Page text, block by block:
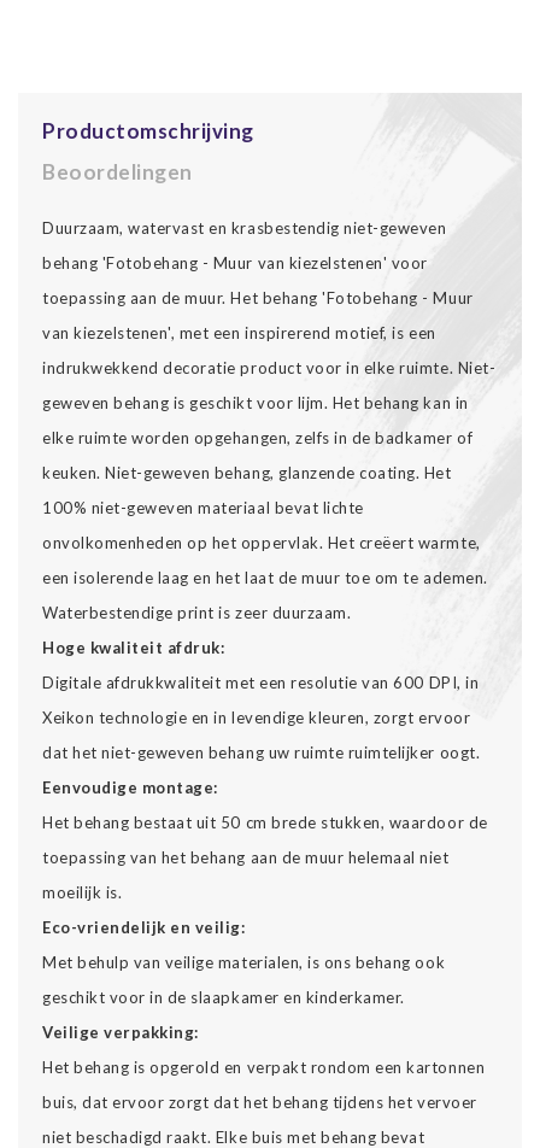
Productomschrijving
Beoordelingen
Duurzaam, watervast en krasbestendig niet-geweven
behang 'Fotobehang - Muur van kiezelstenen' voor
toepassing aan de muur. Het behang 'Fotobehang - Muur
van kiezelstenen', met een inspirerend motief, is een
indrukwekkend decoratie product voor in elke ruimte. Niet-
geweven behang is geschikt voor lijm. Het behang kan in
elke ruimte worden opgehangen, zelfs in de badkamer of
keuken. Niet-geweven behang, glanzende coating. Het
100% niet-geweven materiaal bevat lichte
onvolkomenheden op het oppervlak. Het creëert warmte,
een isolerende laag en het laat de muur toe om te ademen.
Waterbestendige print is zeer duurzaam.
Hoge kwaliteit afdruk:
Digitale afdrukkwaliteit met een resolutie van 600 DPI, in
Xeikon technologie en in levendige kleuren, zorgt ervoor
dat het niet-geweven behang uw ruimte ruimtelijker oogt.
Eenvoudige montage:
Het behang bestaat uit 50 cm brede stukken, waardoor de
toepassing van het behang aan de muur helemaal niet
moeilijk is.
Eco-vriendelijk en veilig:
Met behulp van veilige materialen, is ons behang ook
geschikt voor in de slaapkamer en kinderkamer.
Veilige verpakking:
Het behang is opgerold en verpakt rondom een kartonnen
buis, dat ervoor zorgt dat het behang tijdens het vervoer
niet beschadigd raakt. Elke buis met behang bevat